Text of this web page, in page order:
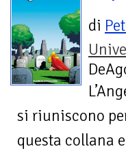
di
si riuniscono
questa collana